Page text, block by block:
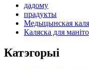
дадому
прадукты
Медыцынская
Каляска для
Катэгорыі